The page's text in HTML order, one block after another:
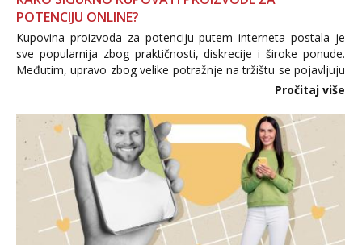
POTENCIJU ONLINE?
Kupovina proizvoda za potenciju putem interneta postala je
sve popularnija zbog praktičnosti, diskrecije i široke ponude.
Međutim, upravo zbog velike potražnje na tržištu se pojavljuju
i brojni krivotvoreni proizvodi, nepouzdane internetske
Pročitaj više